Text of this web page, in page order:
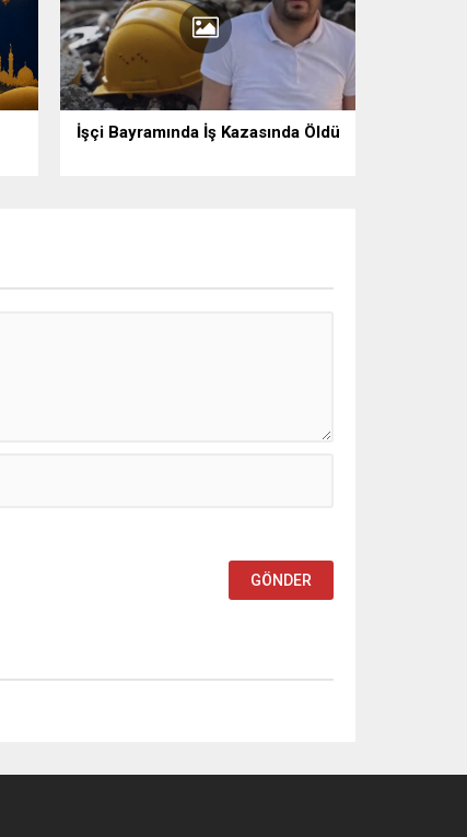
İşçi Bayramında İş Kazasında Öldü